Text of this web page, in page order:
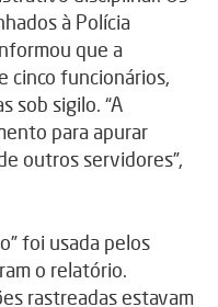
à Polícia
que a
cinco funcionários,
sob sigilo. “A
para apurar
outros servidores”,
foi usada pelos
o relatório.
rastreadas estavam